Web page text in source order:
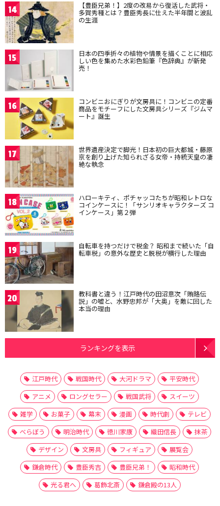
14 【豊臣兄弟！】2度の改易から復活した武将・
多賀秀種とは？豊臣秀長に仕えた半年間と波乱
の生涯
15 日本の四季折々の植物や情景を描くことに相応
しい色を集めた水彩色鉛筆『色辞典』が新発
売！
16 コンビニおにぎりが文房具に！コンビニの定番
商品をモチーフにした文房具シリーズ『ジムマ
ート』誕生
17 世界遺産決定で脚光！日本初の巨大都城・藤原
京を創り上げた知られざる女帝・持統天皇の凄
絶な執念
18 ハローキティ、ポチャッコたちが昭和レトロな
コインケースに！「サンリオキャラクターズ コ
インケース」第２弾
19 自転車を持つだけで税金？ 昭和まで続いた「自
転車税」の意外な歴史と脱税が横行した理由
20 教科書と違う！江戸時代の田沼意次「賄賂伝
説」の嘘と、水野忠邦が「大奥」を敵に回した
本当の理由
ランキングを表示
江戸時代 戦国時代 大河ドラマ
平安時代
アニメ
ロングセラー 戦国武将
スイーツ
雑学
お菓子 幕末 漫画 時代劇
テレビ
べらぼう
明治時代 徳川家康 織田信長
抹茶
デザイン
文房具 フィギュア
展覧会
鎌倉時代
豊臣秀吉 豊臣兄弟！
昭和時代
光る君へ
葛飾北斎 鎌倉殿の13人